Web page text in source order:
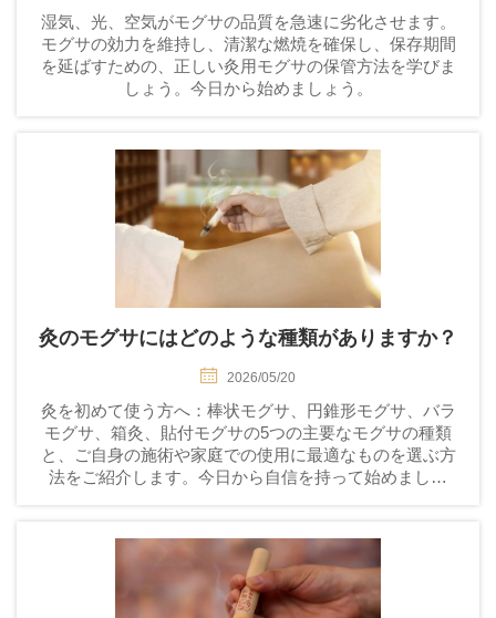
湿気、光、空気がモグサの品質を急速に劣化させます。
モグサの効力を維持し、清潔な燃焼を確保し、保存期間
を延ばすための、正しい灸用モグサの保管方法を学びま
しょう。今日から始めましょう。
灸のモグサにはどのような種類がありますか？
2026/05/20
灸を初めて使う方へ：棒状モグサ、円錐形モグサ、バラ
モグサ、箱灸、貼付モグサの5つの主要なモグサの種類
と、ご自身の施術や家庭での使用に最適なものを選ぶ方
法をご紹介します。今日から自信を持って始めましょ